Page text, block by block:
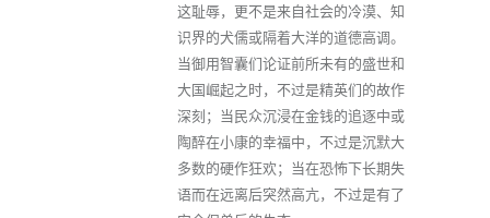
这耻辱，更不是来自社会的冷漠、知
识界的犬儒或隔着大洋的道德高调。
当御用智囊们论证前所未有的盛世和
大国崛起之时，不过是精英们的故作
深刻；当民众沉浸在金钱的追逐中或
陶醉在小康的幸福中，不过是沉默大
多数的硬作狂欢；当在恐怖下长期失
语而在远离后突然高亢，不过是有了